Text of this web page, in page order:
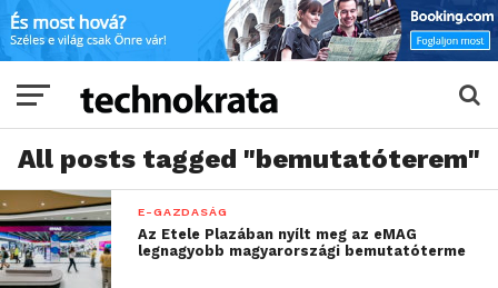
All posts tagged "bemutatóterem"
E-GAZDASÁG
Az Etele Plazában nyílt meg az eMAG
legnagyobb magyarországi bemutatóterme